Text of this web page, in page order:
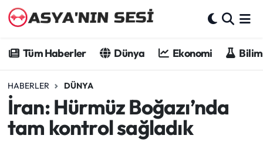
Tüm Haberler Dünya Ekonomi
HABERLER DÜNYA
İran: Hürmüz Boğazı’nda
tam kontrol sağladık
Dünya
Ekonomi
Bilim - Teknoloji